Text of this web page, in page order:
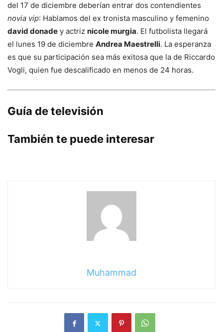
del 17 de diciembre deberían entrar dos contendientes
novia vip: Hablamos del ex tronista masculino y femenino
david donade y actriz nicole murgia. El futbolista llegará
el lunes 19 de diciembre Andrea Maestrelli. La esperanza
es que su participación sea más exitosa que la de Riccardo
Vogli, quien fue descalificado en menos de 24 horas.
Guía de televisión
También te puede interesar
Muhammad